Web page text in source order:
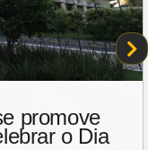
promove
o Dia